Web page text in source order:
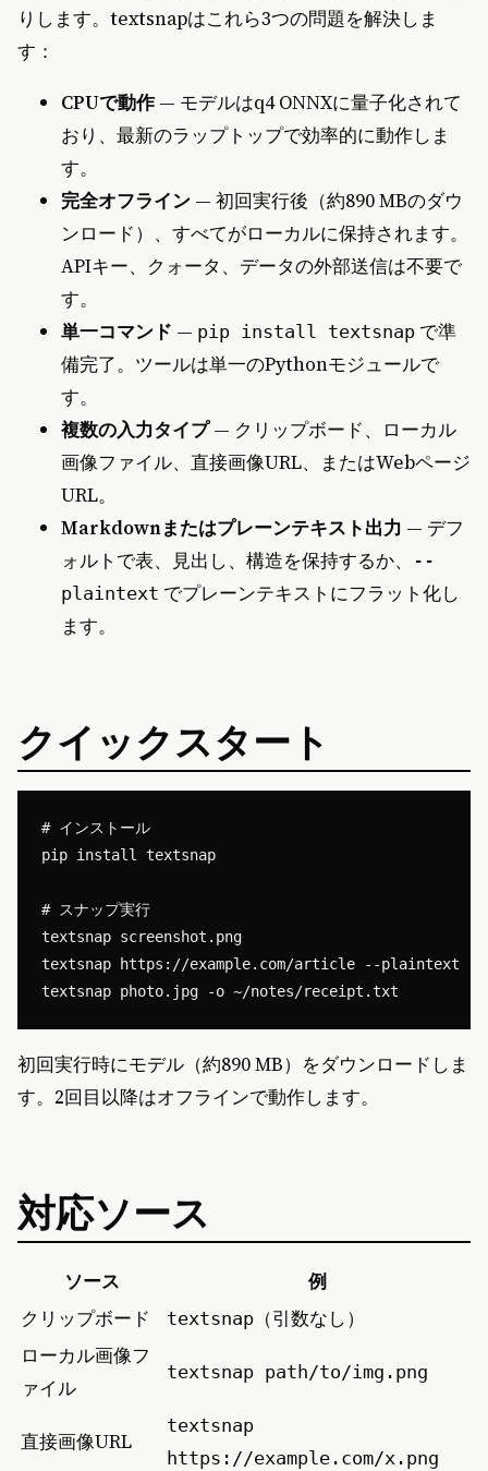
りします。textsnapはこれら3つの問題を解決しま
す：
CPUで動作— モデルはq4 ONNXに量子化されて
おり、最新のラップトップで効率的に動作しま
す。
完全オフライン — 初回実行後（約890 MBのダウ
ンロード）、すべてがローカルに保持されます。
APIキー、クォータ、データの外部送信は不要で
す。
単一コマンド — pip install textsnap で準
備完了。ツールは単一のPythonモジュールで
す。
複数の入力タイプ— クリップボード、ローカル
画像ファイル、直接画像URL、またはWebページ
URL。
Markdownまたはプレーンテキスト出力 — デフ
ォルトで表、見出し、構造を保持するか、
--
plaintext でプレーンテキストにフラット化し
ます。
クイックスタート
# インストール
pip install textsnap
# スナップ実行
textsnap screenshot.png
textsnap https://example.com/article --plaintext
初回実行時にモデル（約890 MB）をダウンロードしま
す。2回目以降はオフラインで動作します。
対応ソース
ソース
例
クリップボード
textsnap （引数なし）
ローカル画像フ
ァイル
textsnap path/to/img.png
直接画像URL
textsnap
https://example.com/x.png